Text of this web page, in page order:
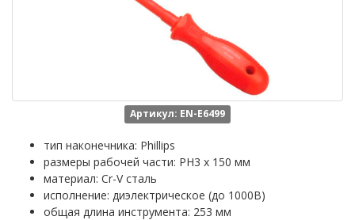
Артикул: EN-E6499
тип наконечника: Phillips
размеры рабочей части: PH3 x 150 мм
материал: Cr-V сталь
исполнение: диэлектрическое (до 1000В)
общая длина инструмента: 253 мм